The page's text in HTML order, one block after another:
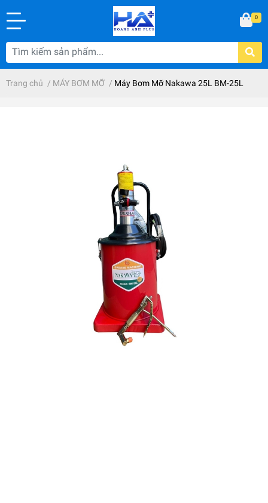
0
Trang chủ / MÁY BƠM MỠ / Máy Bơm Mỡ Nakawa 25L BM-25L